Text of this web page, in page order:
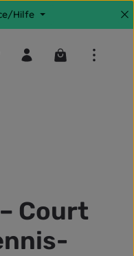
Hilfe
hast 0 Produkte auf dem
Warenkorb
Court